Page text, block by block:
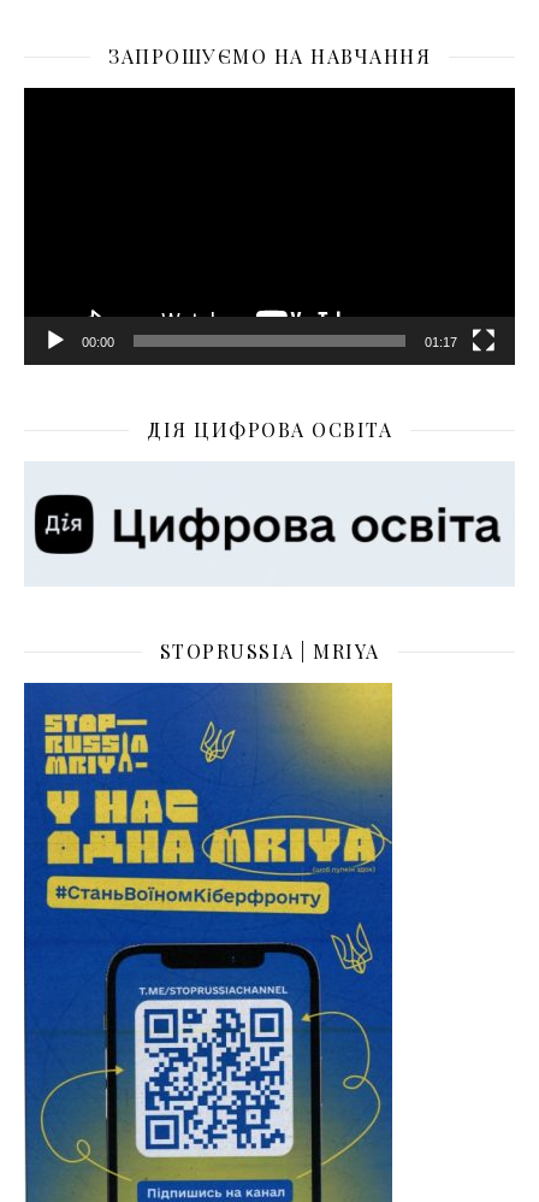
ЗАПРОШУЄМО НА НАВЧАННЯ
00:00 01:17
ДІЯ ЦИФРОВА ОСВІТА
STOPRUSSIA | MRIYA